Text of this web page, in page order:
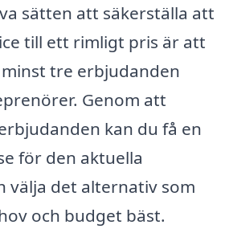
sätten att säkerställa att
till ett rimligt pris är att
tre erbjudanden
Genom att
kan du få en
för den aktuella
välja det alternativ som
och budget bäst.